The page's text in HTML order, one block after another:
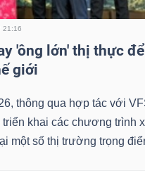
21:16
'ông lớn' thị thực
giới
thông qua hợp tác với
khai các chương trình
một số thị trường trọng